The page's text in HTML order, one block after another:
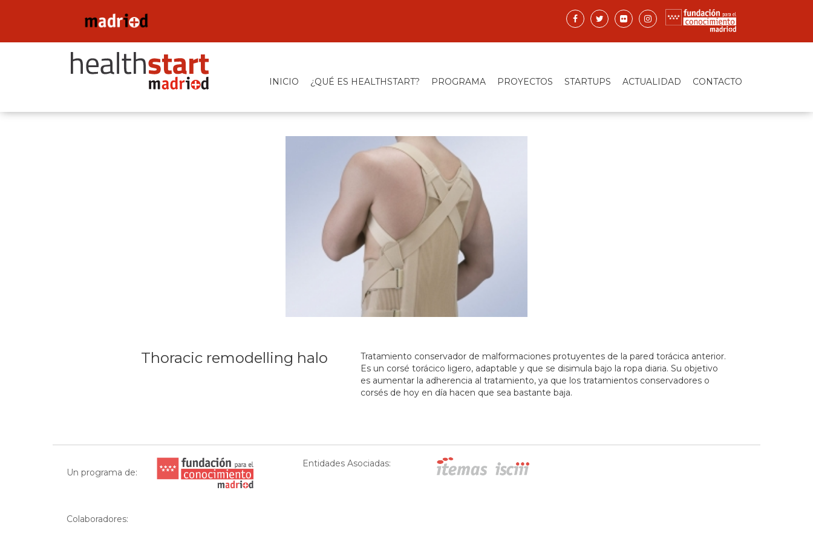
INICIO ¿QUÉ ES HEALTHSTART? PROGRAMA PROYECTOS STARTUPS ACTUALIDAD CONTACTO
Thoracic remodelling halo
Tratamiento conservador de malformaciones protuyentes de la pared torácica anterior.
Es un corsé torácico ligero, adaptable y que se disimula bajo la ropa diaria. Su objetivo
es aumentar la adherencia al tratamiento, ya que los tratamientos conservadores o
corsés de hoy en día hacen que sea bastante baja.
Un programa de:
Entidades Asociadas:
Colaboradores: